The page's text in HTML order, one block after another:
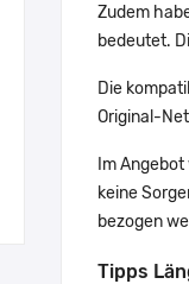
Zudem
bedeutet.
Die
Original-
Im
keine
bezogen
Tipps